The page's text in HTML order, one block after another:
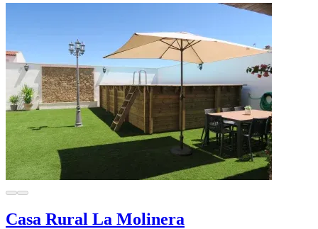
Casa Rural La Molinera